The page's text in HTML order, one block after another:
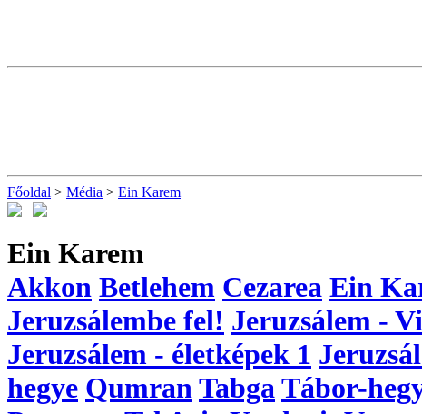
Főoldal > Média > Ein Karem
Ein Karem
Akkon Betlehem Cezarea Ein
Jeruzsálembe fel! Jeruzsálem -
Jeruzsálem - életképek 1
hegye Qumran Tabga Tábor-